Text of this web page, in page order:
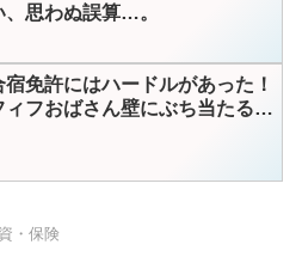
、思わぬ誤算…。
宿免許にはハードルがあった！
ィフおばさん壁にぶち当たる…
・保険